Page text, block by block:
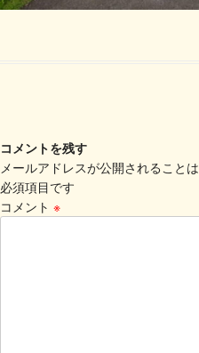
コメントを残す
メールアドレスが公開されることは
必須項目です
コメント ※